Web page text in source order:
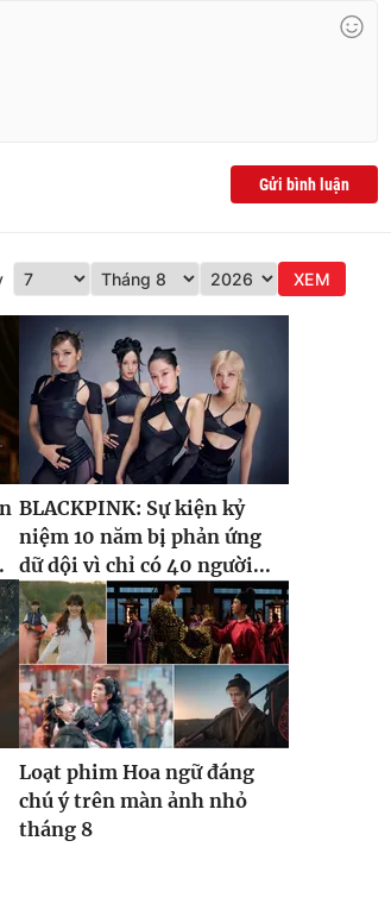
Gửi bình luận
XEM
BLACKPINK: Sự kiện kỷ
niệm 10 năm bị phản ứng
dữ dội vì chỉ có 40 người...
Loạt phim Hoa ngữ đáng
chú ý trên màn ảnh nhỏ
tháng 8